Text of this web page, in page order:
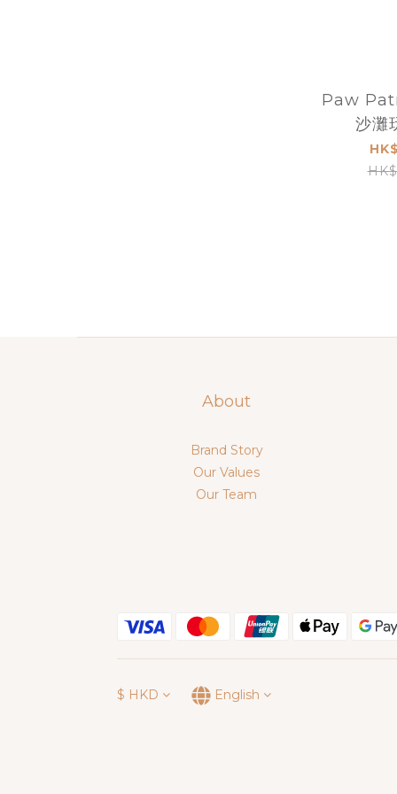
Paw
沙灘
About
Brand Story
Our Values
Our Team
$ HKD English